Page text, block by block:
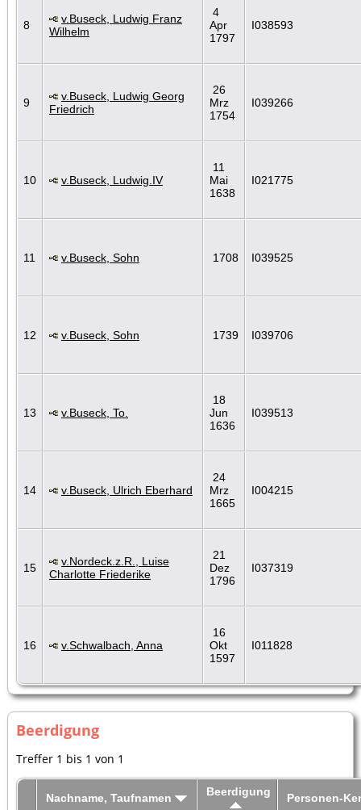
8
v.Buseck, Ludwig Franz
Wilhelm
4
Apr
1797
I038593
9
v.Buseck, Ludwig Georg
Friedrich
26
Mrz
1754
I039266
10 v.Buseck, Ludwig.IV
11
Mai
1638
I021775
11 v.Buseck, Sohn 1708 I039525
12 v.Buseck, Sohn 1739 I039706
13 v.Buseck, To.
18
Jun
1636
I039513
14 v.Buseck, Ulrich Eberhard
24
Mrz
1665
I004215
15
v.Nordeck.z.R., Luise
Charlotte Friederike
21
Dez
1796
I037319
16 v.Schwalbach, Anna
16
Okt
1597
I011828
Beerdigung
Treffer 1 bis 1 von 1
Nachname, Taufnamen Beerdigung Personen-